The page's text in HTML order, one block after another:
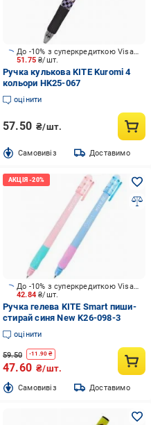
51.75₴/шт.
До -10% з суперкредиткою Visa Вигода
Ручка кулькова KITE Kuromi 4
кольори HK25-067
оцінити
57.50 ₴/шт.
Cамовивіз Доставимо
42.84₴/шт.
До -10% з суперкредиткою Visa Вигода
Ручка гелева KITE Smart пиши-
стирай синя New K26-098-3
оцінити
59.50 -11.90 ₴
47.60 ₴/шт.
Cамовивіз Доставимо